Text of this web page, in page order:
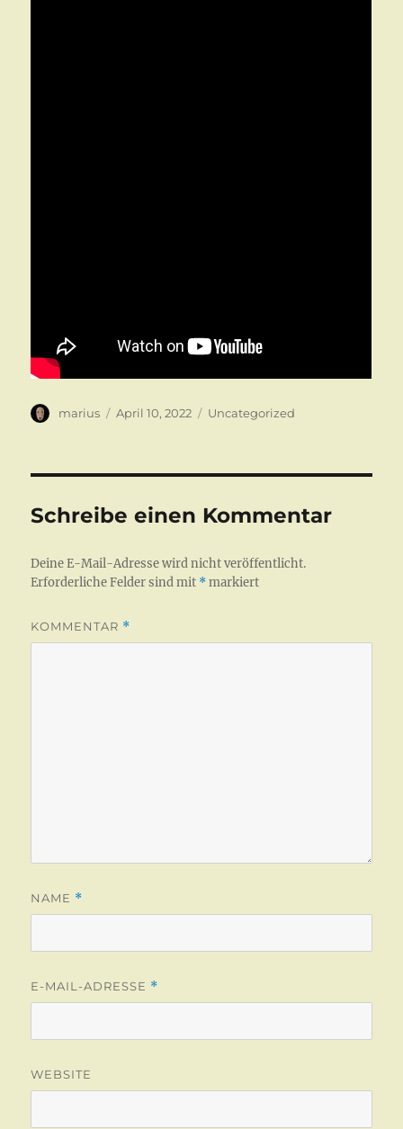
Autor
marius
Veröffentlicht
April 10, 2022 Kategorien
Uncategorized
Schreibe einen Kommentar
Deine E-Mail-Adresse wird nicht veröffentlicht.
Erforderliche Felder sind mit *markiert
KOMMENTAR *
NAME *
E-MAIL-ADRESSE *
WEBSITE